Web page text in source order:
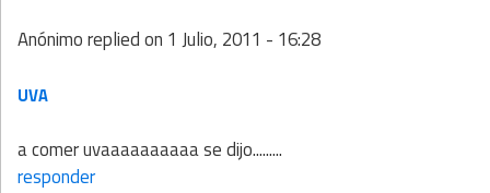
Anónimoreplied on 1 Julio, 2011 - 16:28
UVA
a comer uvaaaaaaaaaa se dijo.........
responder